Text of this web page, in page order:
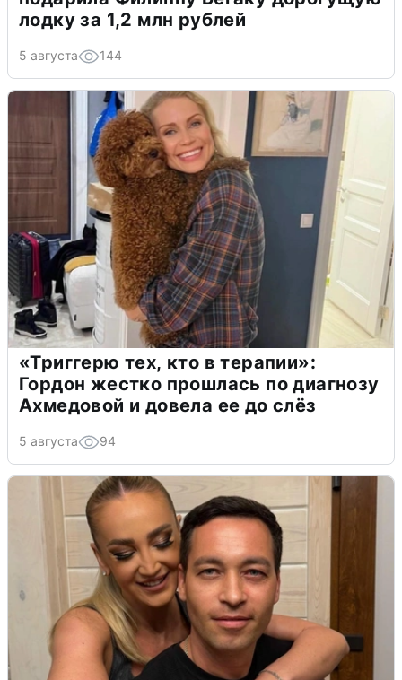
лодку за 1,2 млн рублей
5 августа 144
«Триггерю тех, кто в терапии»:
Гордон жестко прошлась по диагнозу
Ахмедовой и довела ее до слёз
5 августа 94